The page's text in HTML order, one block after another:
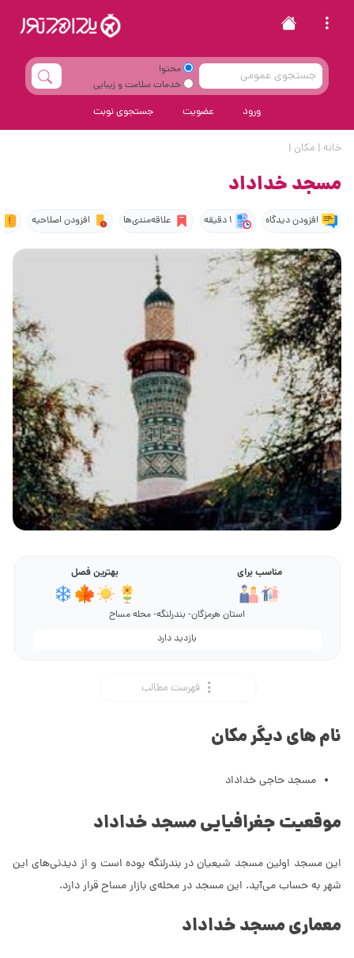
محتوا
خدمات سلامت و زیبایی
ورود عضویت جستجوی نوبت
خانه | مکان |
مسجد خداداد
افزودن دیدگاه 1 دقیقه علاقه‌مندی‌ها افزودن اصلاحیه
مناسب برای بهترین فصل
استان هرمزگان- بندرلنگه- محله مساح
بازدید دارد
فهرست مطالب
نام های دیگر مکان
مسجد حاجی خداداد
موقعیت جغرافیایی مسجد خداداد
این مسجد اولین مسجد شیعیان در بندرلنگه بوده است و از دیدنی‌های این
شهر به حساب می‌آید. این مسجد در محله‌ی بازار مساح قرار دارد.
معماری مسجد خداداد